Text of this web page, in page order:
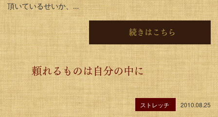
頂いているせいか、...
続きはこちら
頼れるものは自分の中に
ストレッチ 2010.08.25